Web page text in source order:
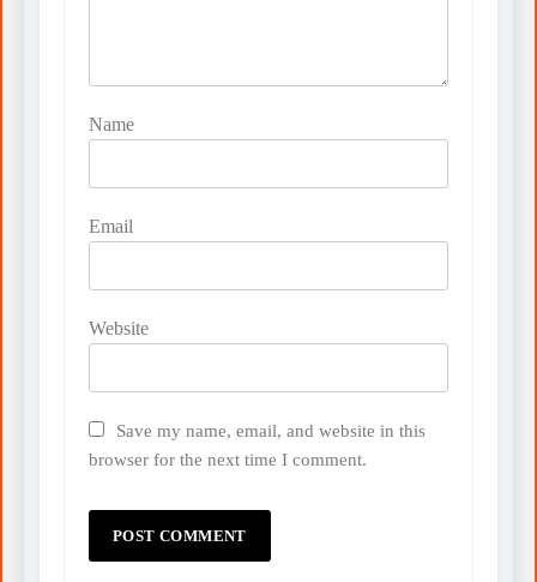
Name
Email
Website
Save my name, email, and website in this
browser for the next time I comment.